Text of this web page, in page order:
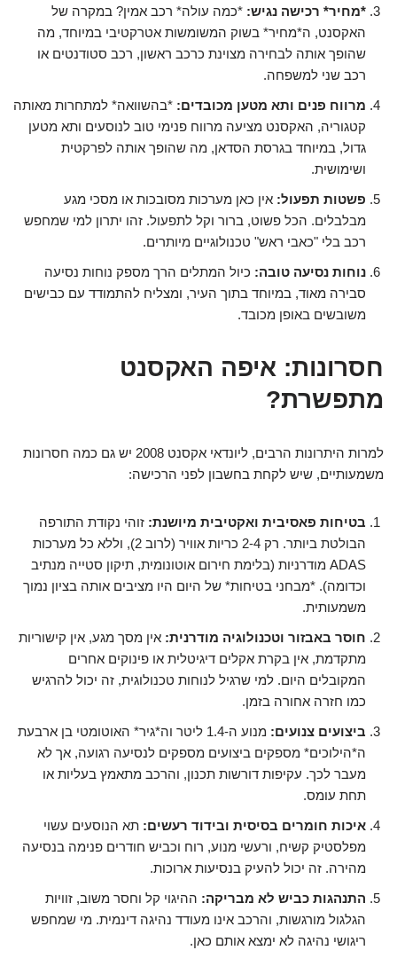
*מחיר* רכישה נגיש: *כמה עולה* רכב אמין? במקרה של
האקסנט, ה*מחיר* בשוק המשומשות אטרקטיבי במיוחד, מה
שהופך אותה לבחירה מצוינת כרכב ראשון, רכב סטודנטים או
רכב שני למשפחה.
מרווח פנים ותא מטען מכובדים: *בהשוואה* למתחרות מאותה
קטגוריה, האקסנט מציעה מרווח פנימי טוב לנוסעים ותא מטען
גדול, במיוחד בגרסת הסדאן, מה שהופך אותה לפרקטית
ושימושית.
פשטות תפעול: אין כאן מערכות מסובכות או מסכי מגע
מבלבלים. הכל פשוט, ברור וקל לתפעול. זהו יתרון למי שמחפש
רכב בלי "כאבי ראש" טכנולוגיים מיותרים.
נוחות נסיעה טובה: כיול המתלים הרך מספק נוחות נסיעה
סבירה מאוד, במיוחד בתוך העיר, ומצליח להתמודד עם כבישים
משובשים באופן מכובד.
חסרונות: איפה האקסנט
מתפשרת?
למרות היתרונות הרבים, ליונדאי אקסנט 2008 יש גם כמה חסרונות
משמעותיים, שיש לקחת בחשבון לפני הרכישה:
בטיחות פאסיבית ואקטיבית מיושנת: זוהי נקודת התורפה
הבולטת ביותר. רק 2-4 כריות אוויר (לרוב 2), וללא כל מערכות
ADAS מודרניות (בלימת חירום אוטונומית, תיקון סטייה מנתיב
וכדומה). *מבחני בטיחות* של היום היו מציבים אותה בציון נמוך
משמעותית.
חוסר באבזור וטכנולוגיה מודרנית: אין מסך מגע, אין קישוריות
מתקדמת, אין בקרת אקלים דיגיטלית או פינוקים אחרים
המקובלים היום. למי שרגיל לנוחות טכנולוגית, זה יכול להרגיש
כמו חזרה אחורה בזמן.
ביצועים צנועים:
מנוע ה-1.4 ליטר וה*גיר* האוטומטי בן ארבעת
ה*הילוכים* מספקים ביצועים מספקים לנסיעה רגועה, אך לא
מעבר לכך. עקיפות דורשות תכנון, והרכב מתאמץ בעליות או
תחת עומס.
איכות חומרים בסיסית ובידוד רעשים: תא הנוסעים עשוי
מפלסטיק קשיח, ורעשי מנוע, רוח וכביש חודרים פנימה בנסיעה
מהירה. זה יכול להעיק בנסיעות ארוכות.
התנהגות כביש לא מבריקה: ההיגוי קל וחסר משוב, זוויות
הגלגול מורגשות, והרכב אינו מעודד נהיגה דינמית. מי שמחפש
ריגושי נהיגה לא ימצא אותם כאן.